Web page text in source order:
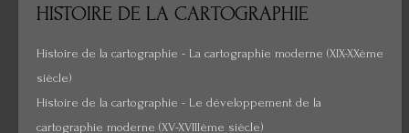
HISTOIRE DE LA CARTOGRAPHIE
Histoire de la cartographie - La cartographie moderne (XIX-XXème
siècle)
Histoire de la cartographie - Le développement de la
cartographie moderne (XV-XVIIIème siècle)